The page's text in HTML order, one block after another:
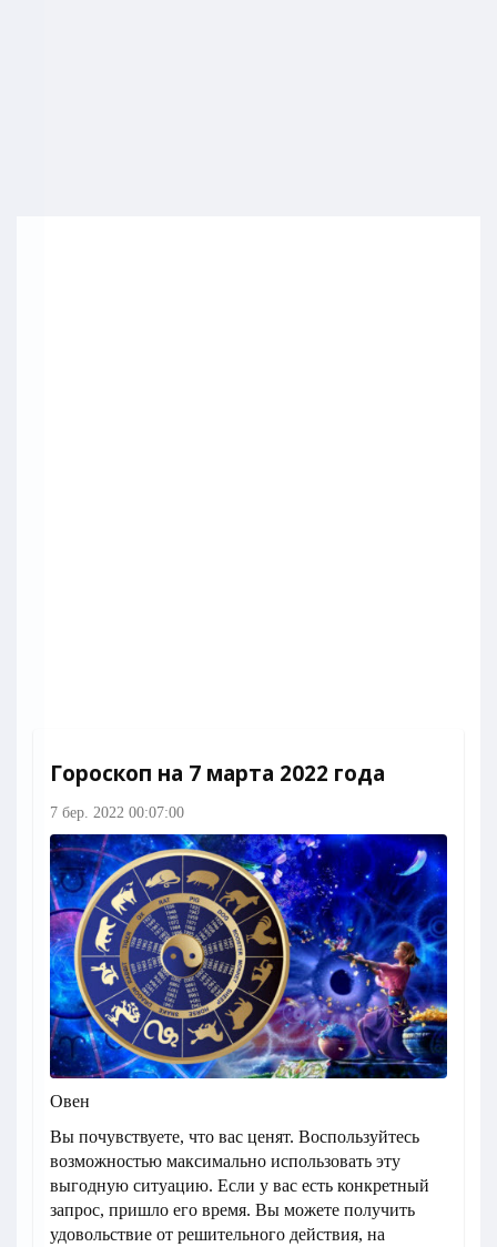
Гороскоп на 7 марта 2022 года
7 бер. 2022 00:07:00
Овен
Вы почувствуете, что вас ценят. Воспользуйтесь
возможностью максимально использовать эту
выгодную ситуацию. Если у вас есть конкретный
запрос, пришло его время. Вы можете получить
удовольствие от решительного действия, на